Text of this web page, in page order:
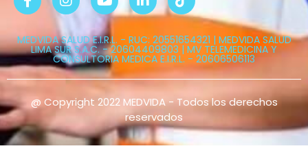
MEDVIDA SALUD E.I.R.L. - RUC: 20551654321 | MEDVIDA SALUD
LIMA SUR S.A.C. - 20604409803 | MV TELEMEDICINA Y
CONSULTORIA MEDICA E.I.R.L. - 20606506113
@ Copyright 2022 MEDVIDA - Todos los derechos
reservados